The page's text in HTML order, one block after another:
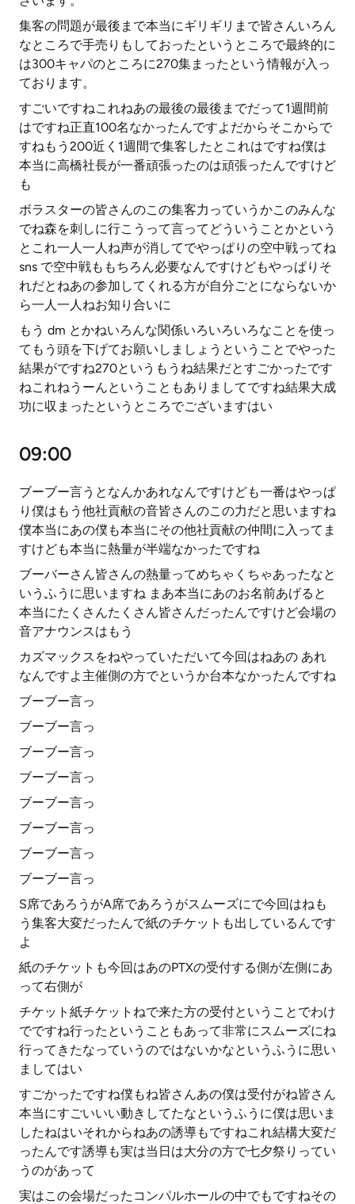
集客の問題が最後まで本当にギリギリまで皆さんいろん
なところで手売りもしておったというところで最終的に
は300キャパのところに270集まったという情報が入っ
ております。
すごいですねこれねあの最後の最後までだって1週間前
はですね正直100名なかったんですよだからそこからで
すねもう200近く1週間で集客したとこれはですね僕は
本当に高橋社長が一番頑張ったのは頑張ったんですけど
も
ボラスターの皆さんのこの集客力っていうかこのみんな
でね森を刺しに行こうって言ってどういうことかという
とこれ一人一人ね声が消してでやっぱりの空中戦ってね
sns で空中戦ももちろん必要なんですけどもやっぱりそ
れだとねあの参加してくれる方が自分ごとにならないか
ら一人一人ねお知り合いに
もう dm とかねいろんな関係いろいろいろなことを使っ
てもう頭を下げてお願いしましょうということでやった
結果がですね270というもうね結果だとすごかったです
ねこれねうーんということもありましてですね結果大成
功に収まったというところでございますはい
09:00
ブーブー言うとなんかあれなんですけども一番はやっぱ
り僕はもう他社貢献の音皆さんのこの力だと思いますね
僕本当にあの僕も本当にその他社貢献の仲間に入ってま
すけども本当に熱量が半端なかったですね
ブーバーさん皆さんの熱量ってめちゃくちゃあったなと
いうふうに思いますね まあ本当にあのお名前あげると
本当にたくさんたくさん皆さんだったんですけど会場の
音アナウンスはもう
カズマックスをねやっていただいて今回はねあの あれ
なんですよ主催側の方でというか台本なかったんですね
ブーブー言っ
ブーブー言っ
ブーブー言っ
ブーブー言っ
ブーブー言っ
ブーブー言っ
ブーブー言っ
ブーブー言っ
S席であろうがA席であろうがスムーズにで今回はねも
う集客大変だったんで紙のチケットも出しているんです
よ
紙のチケットも今回はあのPTXの受付する側が左側にあ
って右側が
チケット紙チケットねで来た方の受付ということでわけ
でですね行ったということもあって非常にスムーズにね
行ってきたなっていうのではないかなというふうに思い
ましてはい
すごかったですね僕もね皆さんあの僕は受付がね皆さん
本当にすごいいい動きしてたなというふうに僕は思いま
したねはいそれからねあの誘導もですねこれ結構大変だ
ったんです誘導も実は当日は大分の方で七夕祭りってい
うのがあって
実はこの会場だったコンパルホールの中でもですねその